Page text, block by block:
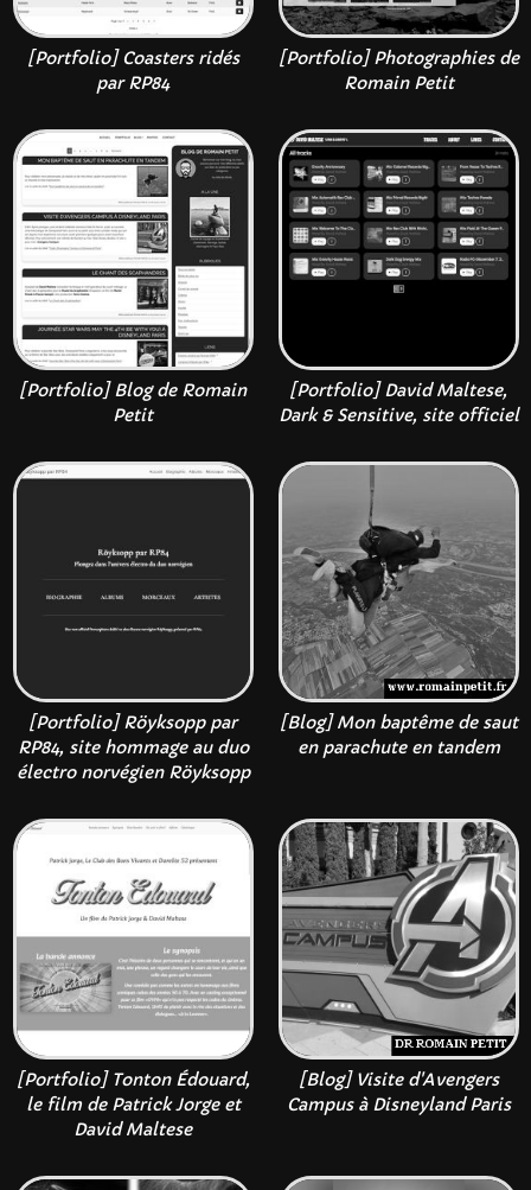
[Portfolio] Coasters ridés
par RP84
[Portfolio] Photographies de
Romain Petit
[Portfolio] Blog de Romain
Petit
[Portfolio] David Maltese,
Dark & Sensitive, site officiel
[Portfolio] Röyksopp par
RP84, site hommage au duo
électro norvégien Röyksopp
[Blog] Mon baptême de saut
en parachute en tandem
[Portfolio] Tonton Édouard,
le film de Patrick Jorge et
David Maltese
[Blog] Visite d'Avengers
Campus à Disneyland Paris